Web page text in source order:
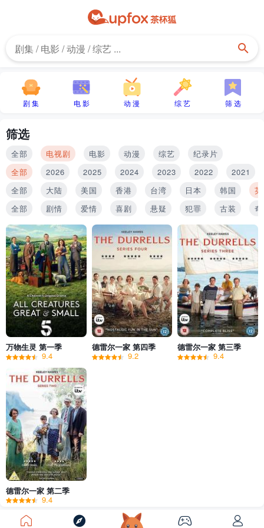
剧 集 电 影 动 漫 综 艺 筛 选
筛选
全部 电视剧 电影 动漫 综艺
纪录片
全部
2026 2025 2024 2023 2022
2021
全部
大陆 美国 香港 台湾 日本 韩国
全部
剧情 爱情 喜剧 悬疑 犯罪 古装
万物生灵 第一季
9.4
德雷尔一家 第四季
9.2
德雷尔一家 第三季
9.4
德雷尔一家 第二季
9.4